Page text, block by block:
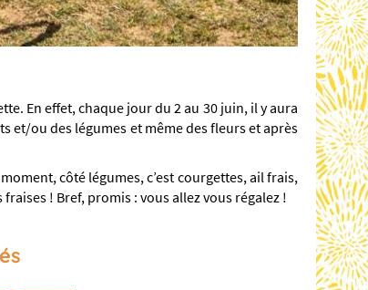
En effet, chaque jour du 2 au 30 juin, il y aura
et/ou des légumes et même des fleurs et après
côté légumes, c’est courgettes, ail frais,
! Bref, promis : vous allez vous régalez !